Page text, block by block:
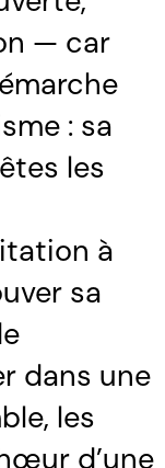
— car
: sa
les
à
sa
dans une
les
d’une